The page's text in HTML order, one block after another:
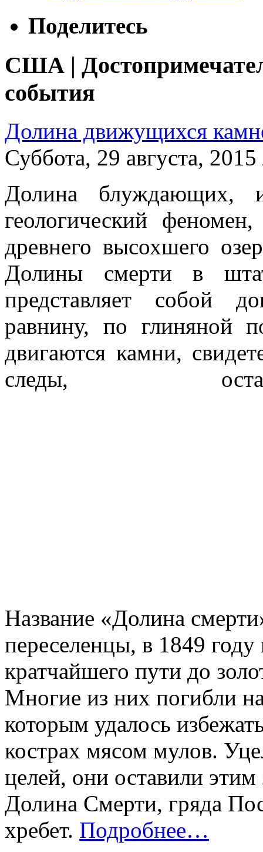
Поделитесь
США |
события
Долина движущихся
Суббота, 29 августа,
Долина блуждающих,
геологический
древнего высохшего
Долины смерти в
представляет собой
равнину, по глиняной
двигаются камни,
следы,
Название «Долина
переселенцы, в 1849
кратчайшего пути до
Многие из них погибли
которым удалось
кострах мясом мулов.
целей, они оставили
Долина Смерти, гряда
хребет. Подробнее…